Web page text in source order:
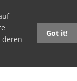
deren
Got it!